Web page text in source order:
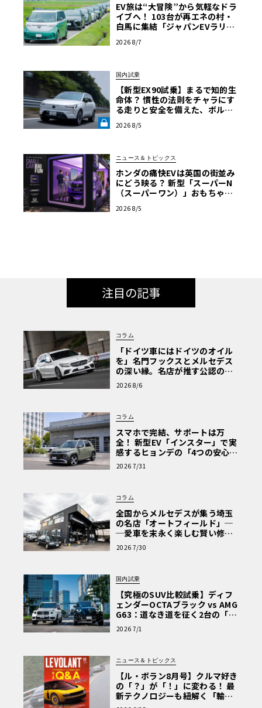
EV旅は“大冒険”から気軽なドラ
イブへ！ 103台が再エネの村・
白馬に集結「ジャパンEVラリー
2026 8/7
国内試乗
【新型EX90試乗】まるで知的生
命体？ 慣性の法則をチャラにす
る走りと安全を備えた、ボルボ
AB》
2026 8/5
ニュース＆トピックス
ホンダの痛快EVは英国の街並み
にどう映る？ 新型「スーパーN
（スーパーワン）」おもちゃ箱
2026 8/5
注目の記事
コラム
「ドイツ車にはドイツのオイル
を」名門フックスとメルセデス
の深い縁。名店が推す公認の安
心と、Cクラスで味わうシルキー
な走り〈PR〉
2026 8/6
コラム
スマホで完結、サポートは万
全！ 新型EV「インスター」で実
感するヒョンデの「4つの安心」
【第1回・ヒョンデ6つの疑問：
Why? Hyundai?】〈PR〉
2026 7/31
コラム
全国からメルセデスが集う埼玉
の名店「オートフィールド」─
─愛車を末永く楽しむ賢い修理
術と、プロがフックス製オイル
を選ぶ理由〈PR〉
2026 7/30
国内試乗
【究極のSUV比較試乗】ディフ
ェンダーOCTAブラック vs AMG
G63：道なき道を征く2台の「対
極的アプローチ」
2026 7/1
ニュース＆トピックス
【ル・ボラン8月号】クルマ好き
の「？」が「！」に変わる！ 最
新テクノロジーも紐解く「輸入
車Q&A」